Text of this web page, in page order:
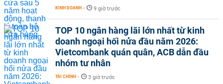
KINH DOANH - 9 giờ trước
TOP 10 ngân hàng lãi lớn nhất từ kinh
doanh ngoại hối nửa đầu năm 2026:
Vietcombank quán quân, ACB dẫn đầu
nhóm tư nhân
TÀI CHÍNH - 3 giờ trước